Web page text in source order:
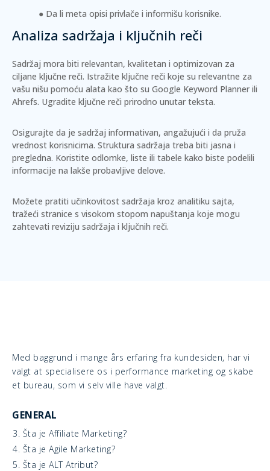
Da li meta opisi privlače i informišu korisnike.
Analiza sadržaja i ključnih reči
Sadržaj mora biti relevantan, kvalitetan i optimizovan za
ciljane ključne reči. Istražite ključne reči koje su relevantne za
vašu nišu pomoću alata kao što su Google Keyword Planner ili
Ahrefs. Ugradite ključne reči prirodno unutar teksta.
Osigurajte da je sadržaj informativan, angažujući i da pruža
vrednost korisnicima. Struktura sadržaja treba biti jasna i
pregledna. Koristite odlomke, liste ili tabele kako biste podelili
informacije na lakše probavljive delove.
Možete pratiti učinkovitost sadržaja kroz analitiku sajta,
tražeći stranice s visokom stopom napuštanja koje mogu
zahtevati reviziju sadržaja i ključnih reči.
Med baggrund i mange års erfaring fra kundesiden, har vi
valgt at specialisere os i performance marketing og skabe
et bureau, som vi selv ville have valgt.
GENERAL
3. Šta je Affiliate Marketing?
4. Šta je Agile Marketing?
5. Šta je ALT Atribut?